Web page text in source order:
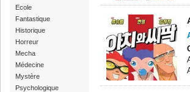
Ecole
Fantastique
Historique
Horreur
Mecha
Médecine
Mystère
Psychologique